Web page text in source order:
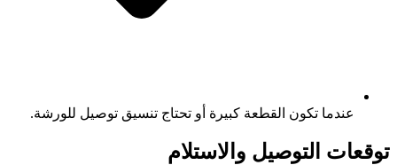
عندما تكون القطعة كبيرة أو تحتاج تنسيق توصيل للورشة.
توقعات التوصيل والاستلام